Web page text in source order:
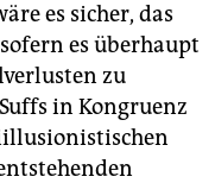
es sicher, das
es überhaupt
zu
in Kongruenz